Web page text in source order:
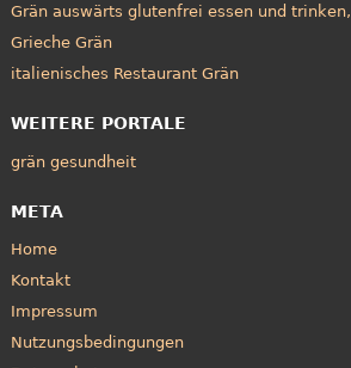
Grän auswärts glutenfrei essen und trinken,
Grieche Grän
italienisches Restaurant Grän
WEITERE PORTALE
grän gesundheit
META
Home
Kontakt
Impressum
Nutzungsbedingungen